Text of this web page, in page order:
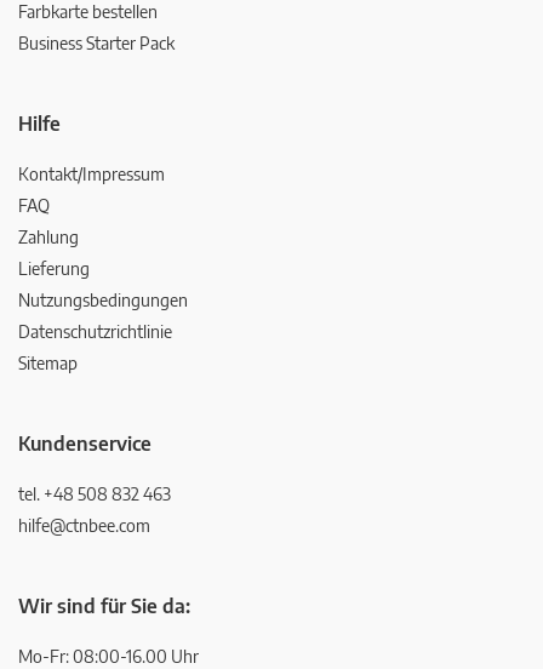
Farbkarte bestellen
Business Starter Pack
Hilfe
Kontakt/Impressum
FAQ
Zahlung
Lieferung
Nutzungsbedingungen
Datenschutzrichtlinie
Sitemap
Kundenservice
tel. +48 508 832 463
hilfe@ctnbee.com
Wir sind für Sie da:
Mo-Fr: 08:00-16.00 Uhr